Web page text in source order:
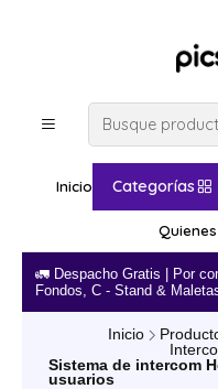
Inicio Categorías
🚛​ Despacho Gratis | Por
Fondos, C - Stand &
Inicio
Sistema de intercom
usuarios